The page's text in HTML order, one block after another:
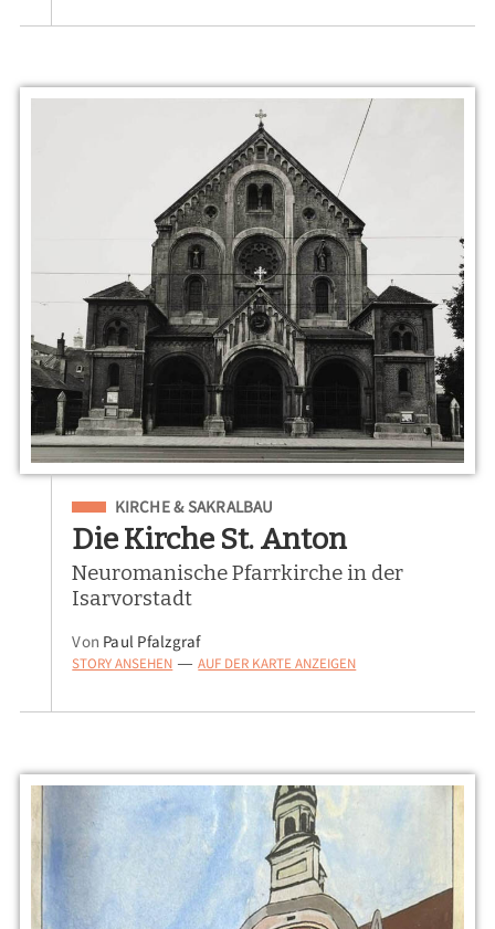
Eingeordnet unter
KIRCHE & SAKRALBAU
Die Kirche St. Anton
Neuromanische Pfarrkirche in der
Isarvorstadt
Von Paul Pfalzgraf
STORY ANSEHEN — AUF DER KARTE ANZEIGEN